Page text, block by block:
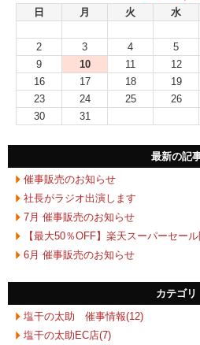
日
月 火 水
2
3 4 5
9
10 11 12
16
17 18 19
23
24 25 26
30
31
最新の記
催事販売のお知らせ
社長がラジオ出演します
7月 催事販売のお知らせ
【最大50％OFF】楽天スーパーセー
6月 催事販売のお知らせ
カテゴリ
塩干の太助 催事情報(12)
塩干の太助EC店(7)